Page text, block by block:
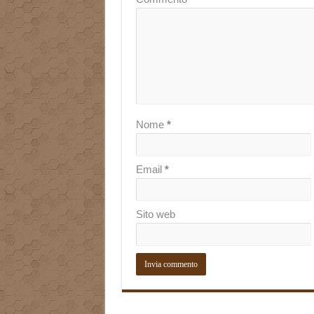
Nome *
Email *
Sito web